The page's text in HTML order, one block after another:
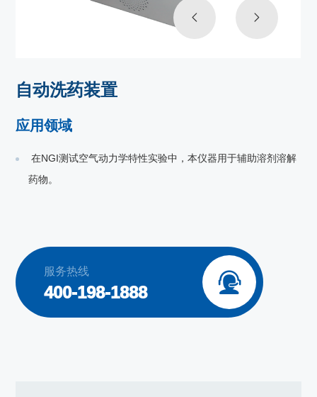
自动洗药装置
应用领域
在NGI测试空气动力学特性实验中，本仪器用于辅助溶剂溶解
药物。
服务热线
400-198-1888 